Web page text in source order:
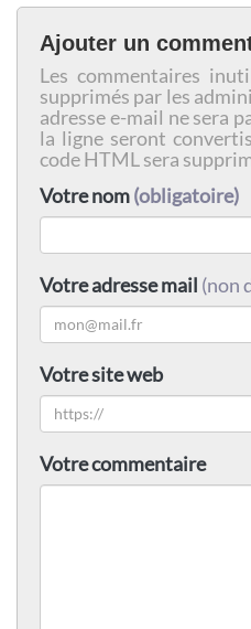
Ajouter un
Les commentaires
supprimés par les
adresse e-mail ne sera
la ligne seront
code HTML sera
Votre nom(obligatoire)
Votre adresse mail (non
Votre site web
Votre commentaire